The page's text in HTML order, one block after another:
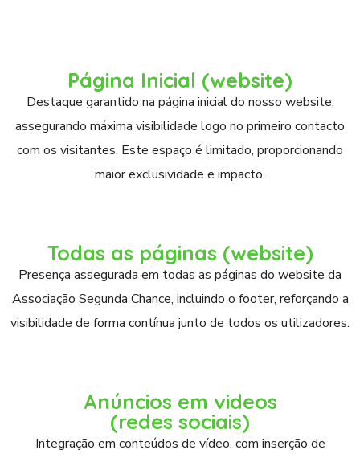
Página Inicial (website)
Destaque garantido na página inicial do nosso website,
assegurando máxima visibilidade logo no primeiro contacto
com os visitantes. Este espaço é limitado, proporcionando
maior exclusividade e impacto.
Todas as páginas (website)
Presença assegurada em todas as páginas do website da
Associação Segunda Chance, incluindo o footer, reforçando a
visibilidade de forma contínua junto de todos os utilizadores.
Anúncios em videos
(redes sociais)
Integração em conteúdos de vídeo, com inserção de